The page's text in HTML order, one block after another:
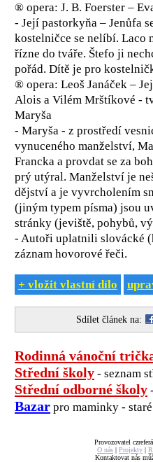
® opera: J. B. Foerster –
- Její pastorkyňa – Jenůfa
kostelničce se nelíbí. Laco
řízne do tváře. Štefo ji
pořád. Dítě je pro
® opera: Leoš Janáček –
Alois a Vilém Mrštíkové -
Maryša
- Maryša - z prostředí
vynuceného manželství,
Francka a provdat se za
prý utýral. Manželství je
dějství a je vyvrcholením
(jiným typem písma) jsou
stránky (jeviště, pohybů,
- Autoři uplatnili slovácké
záznam hovorové řeči.
+ vložit vlastní dílo
Sdílet článek na:
Rodinná vánoční
Střední školy - seznam
Střední odborné školy
Bazar pro maminky -
Provozovatel
O nás | Projekty |
Kontaktovat nás